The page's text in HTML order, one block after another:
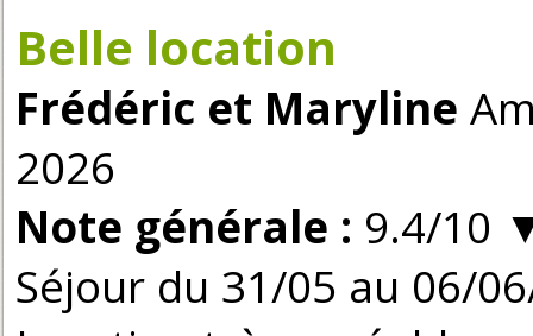
Belle location
Frédéric et Maryline
2026
Note générale : 9.4/10
Séjour du 31/05 au 06/